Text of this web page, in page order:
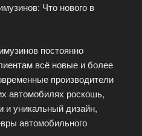
Что нового в
постоянно
всё новые и более
производители
автомобилях роскошь,
и уникальный дизайн,
автомобильного